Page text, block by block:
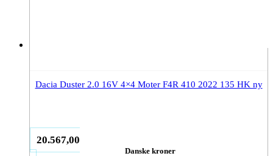
Dacia Duster 2.0 16V 4×4 Moter F4R 410 2022 135 HK ny
20.567,00
Danske kroner